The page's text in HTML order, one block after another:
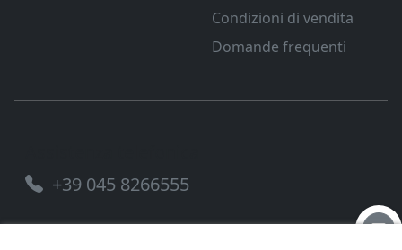
Condizioni di vendita
Domande frequenti
+39 045 8266555